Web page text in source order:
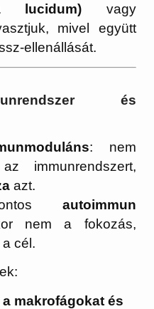
lucidum) vagy
mivel együtt
ellenállását.
és
: nem
immunrendszert,
azt.
autoimmun
nem a fokozás,
a cél.
makrofágokat és